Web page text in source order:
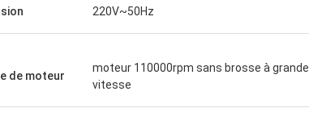
220V~50Hz
de moteur
moteur 110000rpm sans brosse à grande
vitesse